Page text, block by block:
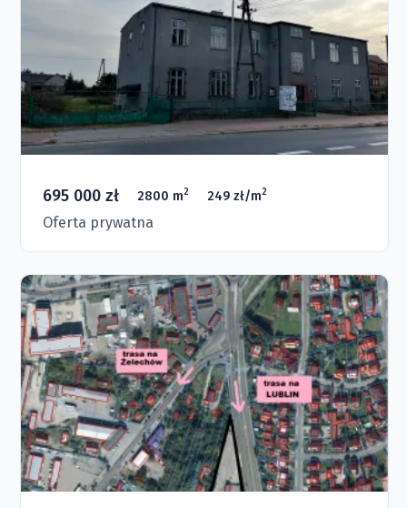
695 000 zł 2800 m2 249 zł/m2
Oferta prywatna